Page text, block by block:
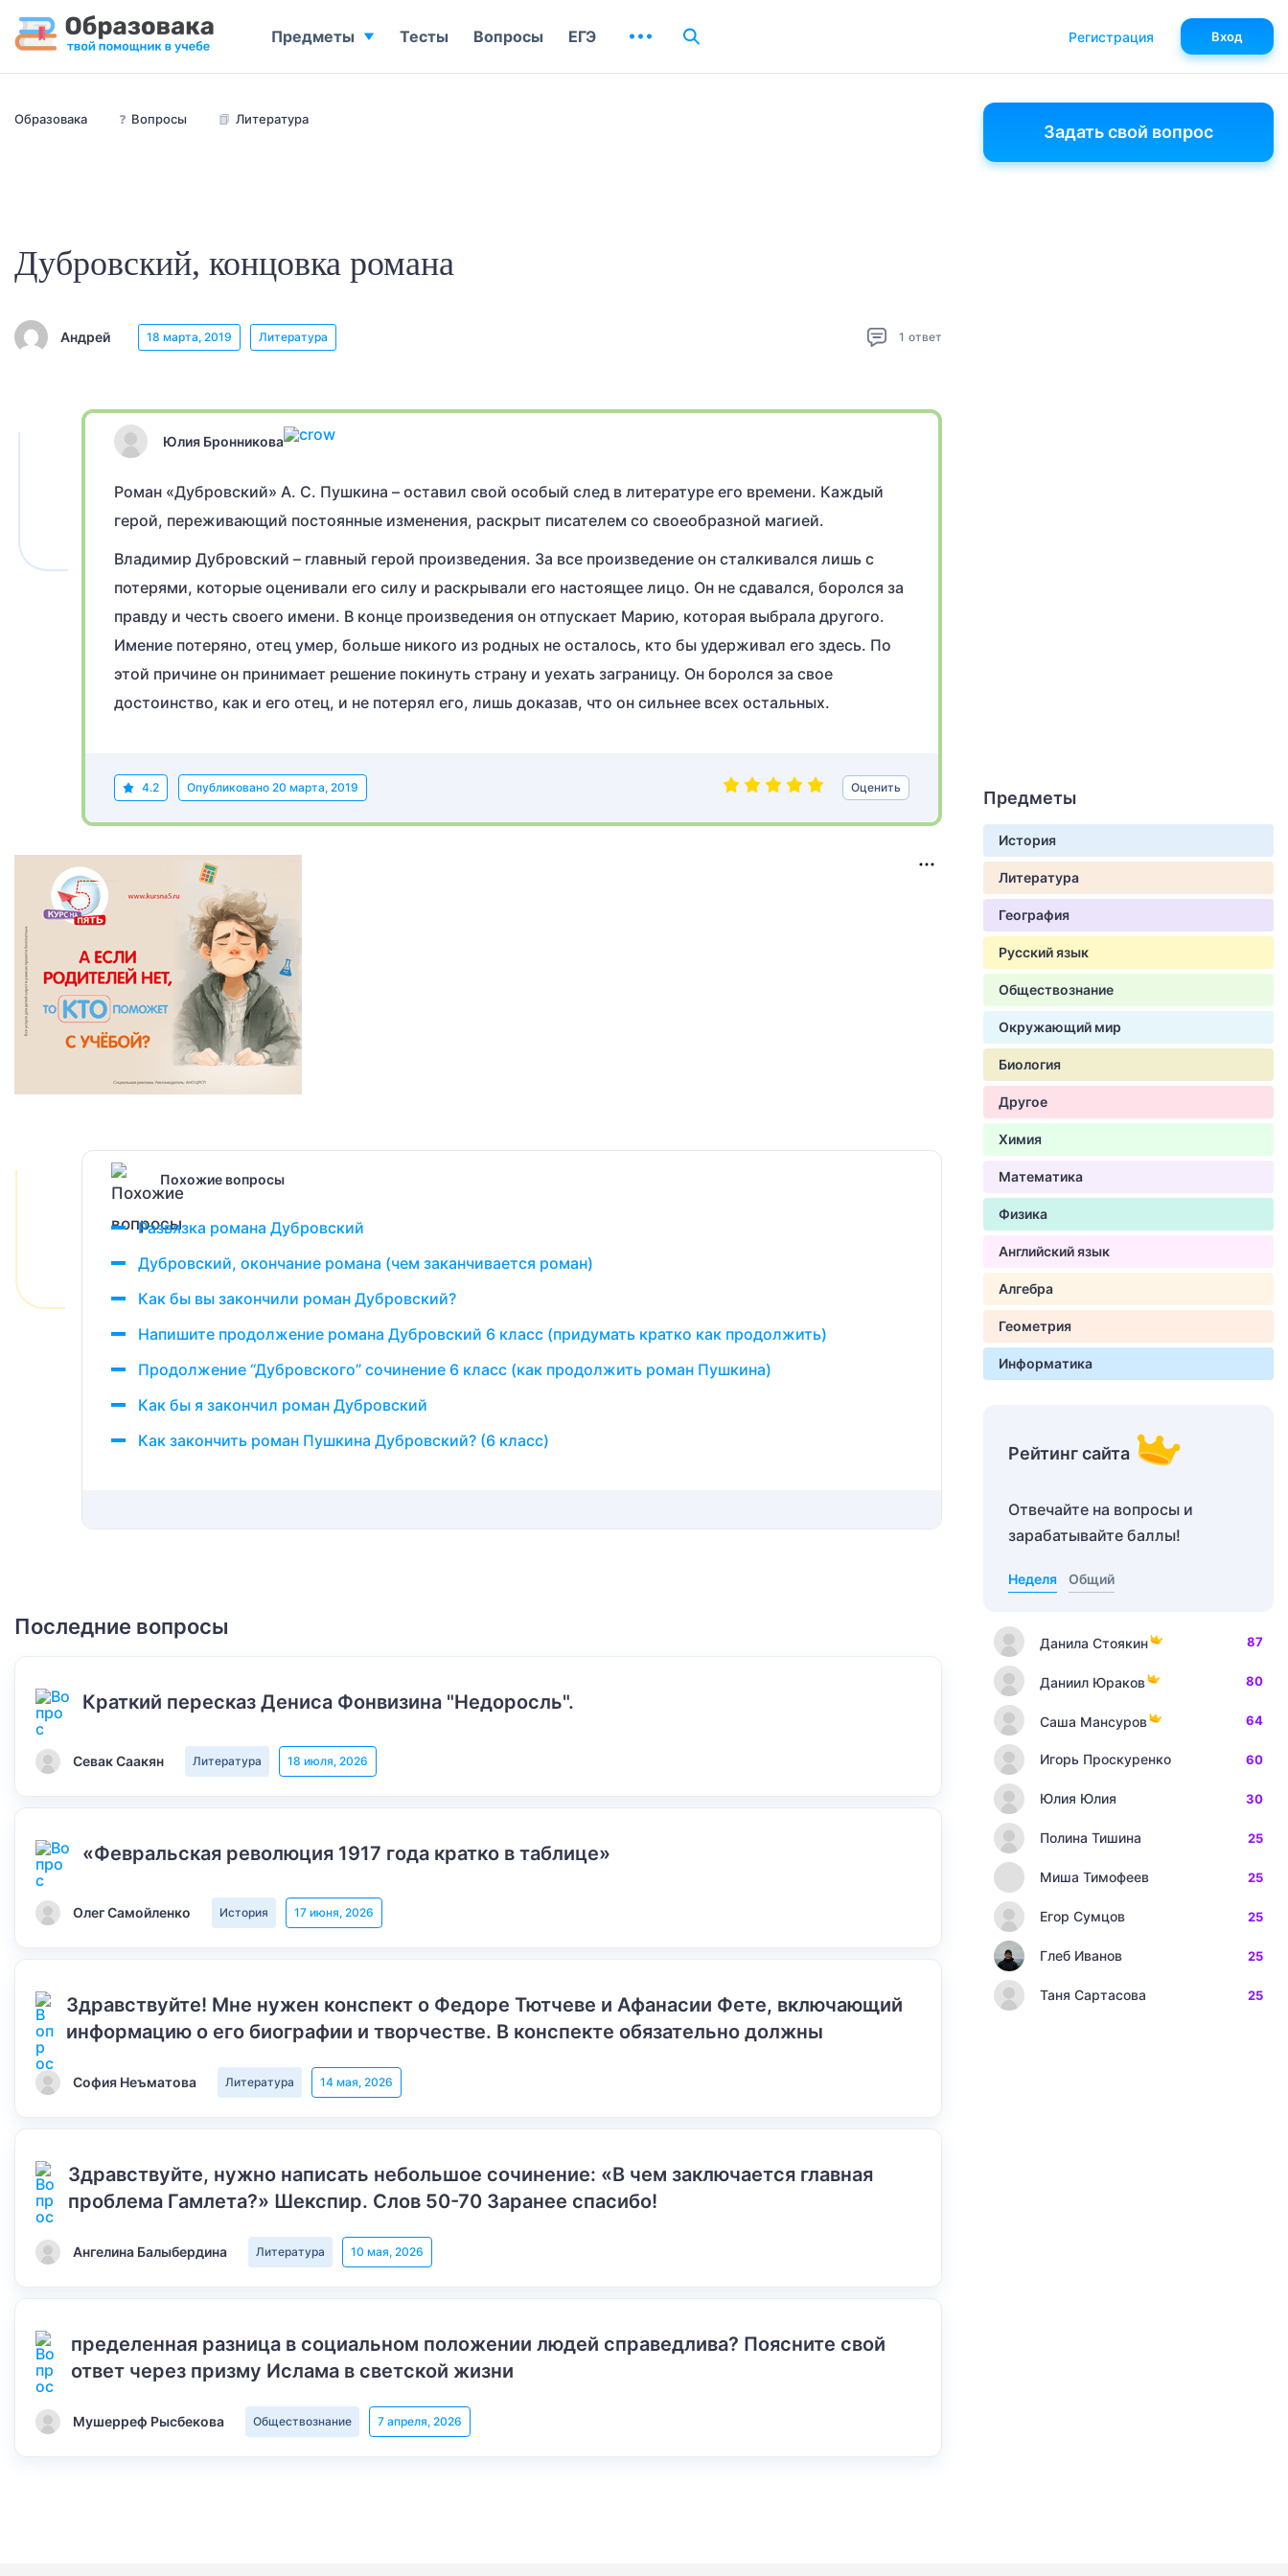
Образовака ❓ Вопросы 📗 Литература
Дубровский, концовка романа
Андрей 18 марта, 2019 Литература 1 ответ
Юлия Бронникова
Роман «Дубровский» А. С. Пушкина – оставил свой особый след в литературе его времени. Каждый
герой, переживающий постоянные изменения, раскрыт писателем со своеобразной магией.
Владимир Дубровский – главный герой произведения. За все произведение он сталкивался лишь с
потерями, которые оценивали его силу и раскрывали его настоящее лицо. Он не сдавался, боролся за
правду и честь своего имени. В конце произведения он отпускает Марию, которая выбрала другого.
Имение потеряно, отец умер, больше никого из родных не осталось, кто бы удерживал его здесь. По
этой причине он принимает решение покинуть страну и уехать заграницу. Он боролся за свое
достоинство, как и его отец, и не потерял его, лишь доказав, что он сильнее всех остальных.
4.2 Опубликовано 20 марта, 2019 Оценить
Похожие вопросы
Развязка романа Дубровский
Дубровский, окончание романа (чем заканчивается роман)
Как бы вы закончили роман Дубровский?
Напишите продолжение романа Дубровский 6 класс (придумать кратко как продолжить)
Продолжение “Дубровского” сочинение 6 класс (как продолжить роман Пушкина)
Как бы я закончил роман Дубровский
Как закончить роман Пушкина Дубровский? (6 класс)
Последние вопросы
Краткий пересказ Дениса Фонвизина "Недоросль".
Севак Саакян Литература 18 июля, 2026
«Февральская революция 1917 года кратко в таблице»
Олег Самойленко История 17 июня, 2026
Здравствуйте! Мне нужен конспект о Федоре Тютчеве и Афанасии Фете, включающий
информацию о его биографии и творчестве. В конспекте обязательно должны
София Неъматова Литература 14 мая, 2026
Здравствуйте, нужно написать небольшое сочинение: «В чем заключается главная
проблема Гамлета?» Шекспир. Слов 50-70 Заранее спасибо!
Ангелина Балыбердина Литература 10 мая, 2026
пределенная разница в социальном положении людей справедлива? Поясните свой
ответ через призму Ислама в светской жизни
Мушерреф Рысбекова Обществознание 7 апреля, 2026
Задать свой вопрос
Предметы
История
Литература
География
Русский язык
Обществознание
Окружающий мир
Биология
Другое
Химия
Математика
Физика
Английский язык
Алгебра
Геометрия
Информатика
Рейтинг сайта
Отвечайте на вопросы и
зарабатывайте баллы!
Неделя Общий
Данила Стоякин 87
Даниил Юраков 80
Саша Мансуров 64
Игорь Проскуренко 60
Юлия Юлия 30
Полина Тишина 25
Миша Тимофеев 25
Егор Сумцов 25
Глеб Иванов 25
Таня Сартасова 25
Предметы Тесты Вопросы ЕГЭ Регистрация Вход